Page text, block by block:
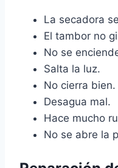
La secadora
El tambor no
No se
Salta la luz.
No cierra bien.
Desagua mal.
Hace mucho
No se abre la